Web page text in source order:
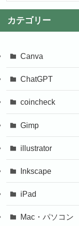
カテゴリー
Canva
ChatGPT
coincheck
Gimp
illustrator
Inkscape
iPad
Mac・パソコン